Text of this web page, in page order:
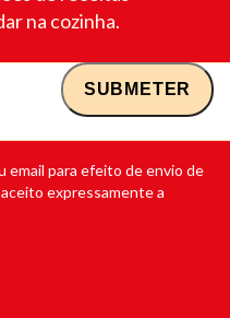
na cozinha.
para efeito de envio de
expressamente a